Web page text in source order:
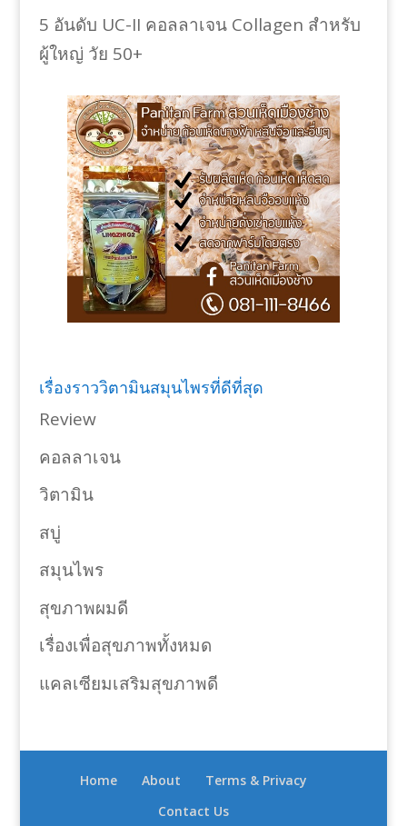
5 อันดับ UC-II คอลลาเจน Collagen สำหรับ
ผู้ใหญ่ วัย 50+
เรื่องราววิตามินสมุนไพรที่ดีที่สุด
Review
คอลลาเจน
วิตามิน
สบู่
สมุนไพร
สุขภาพผมดี
เรื่องเพื่อสุขภาพทั้งหมด
แคลเซียมเสริมสุขภาพดี
Home About
Terms & Privacy
Contact Us